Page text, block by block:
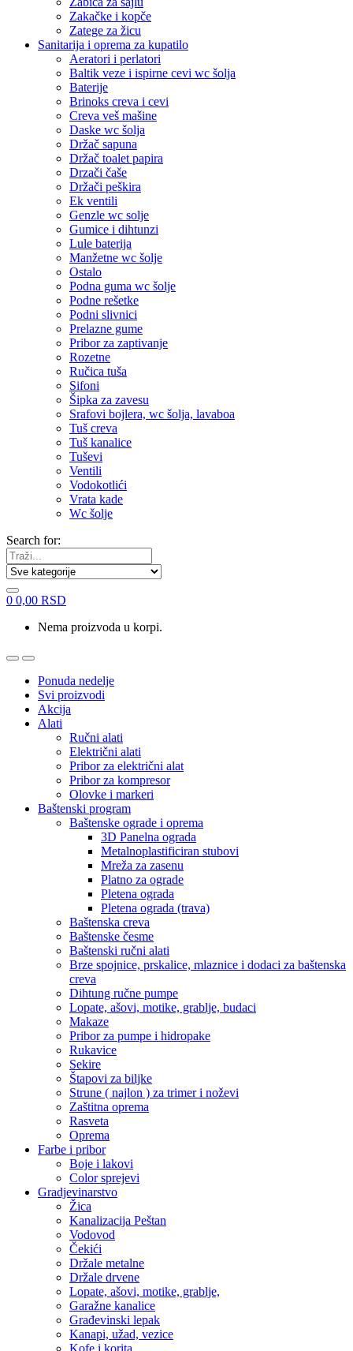
Zakačke i kopče
Zatege za žicu
Sanitarija i oprema za kupatilo
Aeratori i perlatori
Baltik veze i ispirne cevi wc šolja
Baterije
Brinoks creva i cevi
Creva veš mašine
Daske wc šolja
Držač sapuna
Držač toalet papira
Drzači čaše
Držači peškira
Ek ventili
Genzle wc solje
Gumice i dihtunzi
Lule baterija
Manžetne wc šolje
Ostalo
Podna guma wc šolje
Podne rešetke
Podni slivnici
Prelazne gume
Pribor za zaptivanje
Rozetne
Ručica tuša
Sifoni
Šipka za zavesu
Srafovi bojlera, wc šolja, lavaboa
Tuš creva
Tuš kanalice
Tuševi
Ventili
Vodokotlići
Vrata kade
Wc šolje
Search for:
0 0,00 RSD
Nema proizvoda u korpi.
Ponuda nedelje
Svi proizvodi
Akcija
Alati
Ručni alati
Električni alati
Pribor za električni alat
Pribor za kompresor
Olovke i markeri
Baštenski program
Baštenske ograde i oprema
3D Panelna ograda
Metalnoplastificiran stubovi
Mreža za zasenu
Platno za ograde
Pletena ograda
Pletena ograda (trava)
Baštenska creva
Baštenske česme
Baštenski ručni alati
Brze spojnice, prskalice, mlaznice i dodaci za baštenska
creva
Dihtung ručne pumpe
Lopate, ašovi, motike, grablje, budaci
Makaze
Pribor za pumpe i hidropake
Rukavice
Sekire
Štapovi za biljke
Strune ( najlon ) za trimer i noževi
Zaštitna oprema
Rasveta
Oprema
Farbe i pribor
Boje i lakovi
Color sprejevi
Gradjevinarstvo
Žica
Kanalizacija Peštan
Vodovod
Čekići
Držale metalne
Držale drvene
Lopate, ašovi, motike, grablje,
Garažne kanalice
Građevinski lepak
Kanapi, užad, vezice
Kofe i korita